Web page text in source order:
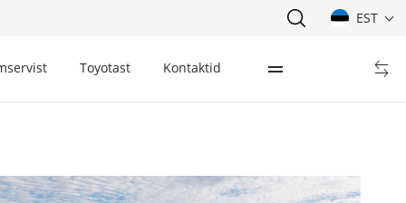
EST
Toyotast Kontaktid